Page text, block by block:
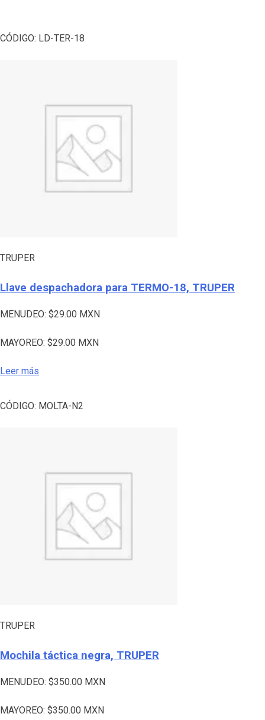
CÓDIGO: LD-TER-18
TRUPER
Llave despachadora para TERMO-18, TRUPER
MENUDEO: $29.00 MXN
MAYOREO: $29.00 MXN
Leer más
CÓDIGO: MOLTA-N2
TRUPER
Mochila táctica negra, TRUPER
MENUDEO: $350.00 MXN
MAYOREO: $350.00 MXN